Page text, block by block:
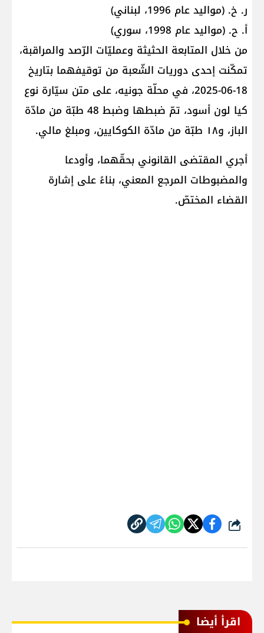
ر. خ. (مواليد عام 1996، لبناني)
أ. ح. (مواليد عام 1998، سوري)
من خلال المتابعة الحثيثة وعمليّات الرّصد والمراقبة،
تمكّنت إحدى دوريات الشّعبة من توقيفهما بتاريخ
18-06-2025، في محلّة جونيه، على متن سيّارة نوع
كيا لون أسود، تمّ ضبطها وضبط 48 طبّة من مادّة
الباز، و۱۸ طبّة من مادّة الكوكايين، ومبلغ مالي.
أجري المقتضى القانوني بحقّهما، وأودعا
والمضبوطات المرجع المعني، بناءً على إشارة
القضاء المختصّ.
شارك
اقرأ أيضا